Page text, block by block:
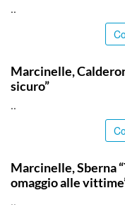
..
Marcinelle,
sicuro”
..
Marcinelle, Sberna
omaggio alle
..